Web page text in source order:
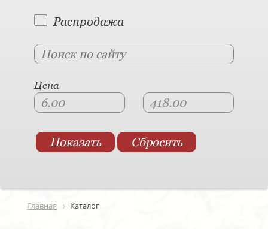
Распродажа
Цена
Главная Каталог